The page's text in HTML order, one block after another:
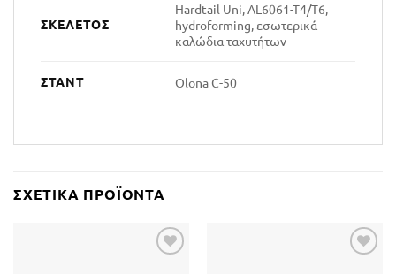
ΣΚΕΛΕΤΌΣ
Hardtail Uni, AL6061-T4/T6,
hydroforming, εσωτερικά
καλώδια ταχυτήτων
ΣΤΑΝΤ Olona C-50
ΣΧΕΤΙΚΆ ΠΡΟΪΌΝΤΑ